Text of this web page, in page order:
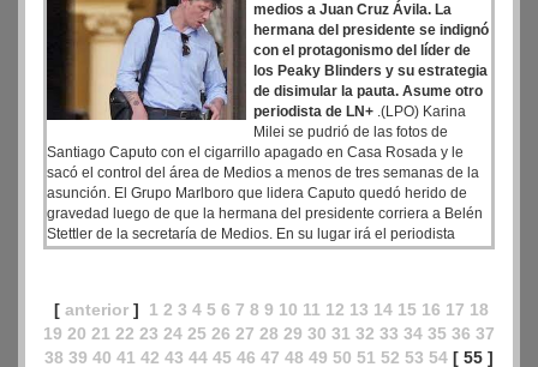
medios a Juan Cruz Ávila. La
hermana del presidente se indignó
con el protagonismo del líder de
los Peaky Blinders y su estrategia
de disimular la pauta. Asume otro
periodista de LN+ .(LPO) Karina
Milei se pudrió de las fotos de
Santiago Caputo con el cigarrillo apagado en Casa Rosada y le
sacó el control del área de Medios a menos de tres semanas de la
asunción. El Grupo Marlboro que lidera Caputo quedó herido de
gravedad luego de que la hermana del presidente corriera a Belén
Stettler de la secretaría de Medios. En su lugar irá el periodista
Eduardo Serenellini, de La Nación+, que días atrás sugirió al aire
[ anterior ] 1 2 3 4 5 6 7 8 9 10 11 12 13 14 15 16 17 18
19 20 21 22 23 24 25 26 27 28 29 30 31 32 33 34 35 36 37
38 39 40 41 42 43 44 45 46 47 48 49 50 51 52 53 54 [ 55 ]